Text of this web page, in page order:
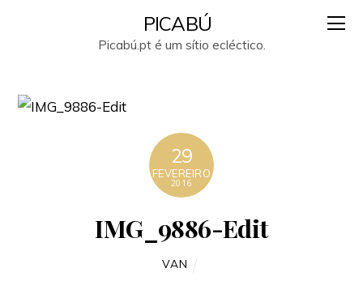
PICABÚ
Picabú.pt é um sítio ecléctico.
29
FEVEREIRO
2016
IMG_9886-Edit
VAN